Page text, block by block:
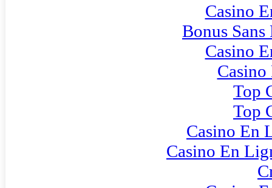
Casino
Bonus
Casino
Top
Top
Casino En
Casino En